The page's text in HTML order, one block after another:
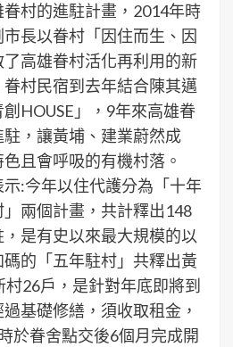
村的進駐計畫，2014年時
長以眷村「因住而生、因
高雄眷村活化再利用的新
村民宿到去年結合陳其邁
HOUSE」，9年來高雄眷
，讓黃埔、建業蔚然成
且會呼吸的有機村落。
:今年以住代護分為「十年
兩個計畫，共計釋出148
是有史以來最大規模的以
的「五年駐村」共釋出黃
26戶，是針對年底即將到
基礎修繕，須收取租金，
於眷舍點交後6個月完成開